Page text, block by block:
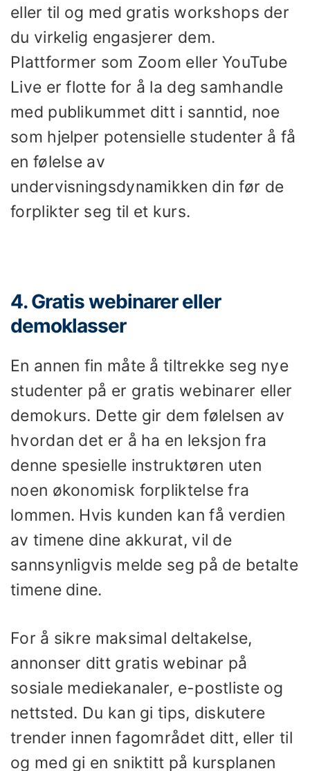
eller til og med gratis workshops der
du virkelig engasjerer dem.
Plattformer som Zoom eller YouTube
Live er flotte for å la deg samhandle
med publikummet ditt i sanntid, noe
som hjelper potensielle studenter å få
en følelse av
undervisningsdynamikken din før de
forplikter seg til et kurs.
4. Gratis webinarer eller
demoklasser
En annen fin måte å tiltrekke seg nye
studenter på er gratis webinarer eller
demokurs. Dette gir dem følelsen av
hvordan det er å ha en leksjon fra
denne spesielle instruktøren uten
noen økonomisk forpliktelse fra
lommen. Hvis kunden kan få verdien
av timene dine akkurat, vil de
sannsynligvis melde seg på de betalte
timene dine.
For å sikre maksimal deltakelse,
annonser ditt gratis webinar på
sosiale mediekanaler, e-postliste og
nettsted. Du kan gi tips, diskutere
trender innen fagområdet ditt, eller til
og med gi en sniktitt på kursplanen